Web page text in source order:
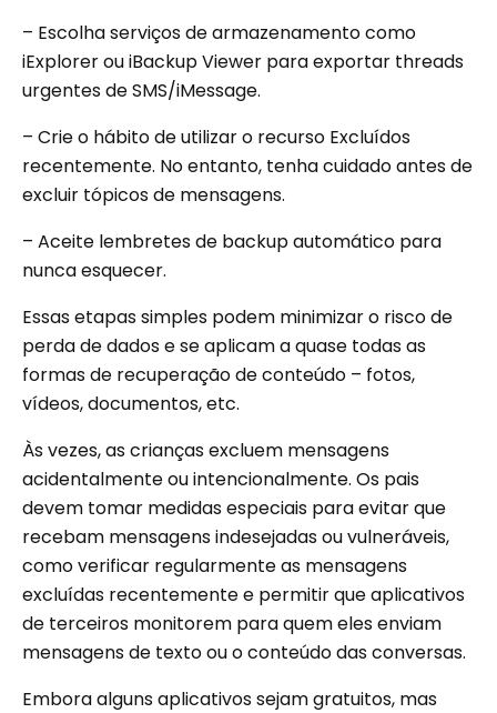
– Escolha serviços de armazenamento como
iExplorer ou iBackup Viewer para exportar threads
urgentes de SMS/iMessage.
– Crie o hábito de utilizar o recurso Excluídos
recentemente. No entanto, tenha cuidado antes de
excluir tópicos de mensagens.
– Aceite lembretes de backup automático para
nunca esquecer.
Essas etapas simples podem minimizar o risco de
perda de dados e se aplicam a quase todas as
formas de recuperação de conteúdo – fotos,
vídeos, documentos, etc.
Às vezes, as crianças excluem mensagens
acidentalmente ou intencionalmente. Os pais
devem tomar medidas especiais para evitar que
recebam mensagens indesejadas ou vulneráveis,
como verificar regularmente as mensagens
excluídas recentemente e permitir que aplicativos
de terceiros monitorem para quem eles enviam
mensagens de texto ou o conteúdo das conversas.
Embora alguns aplicativos sejam gratuitos, mas